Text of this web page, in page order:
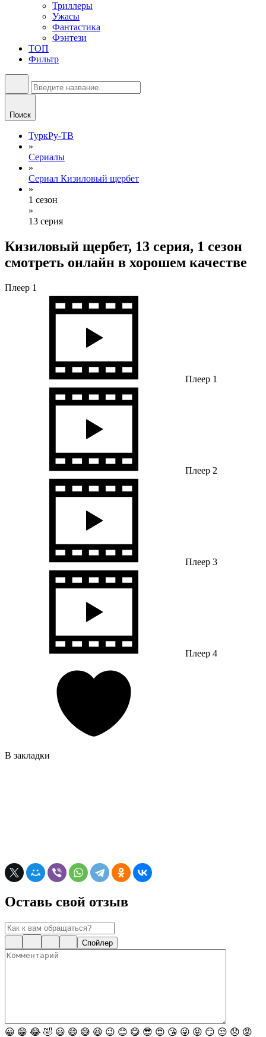
Триллеры
Ужасы
Фантастика
Фэнтези
ТОП
Фильтр
Поиск
ТуркРу-ТВ
»
Сериалы
»
Сериал Кизиловый щербет
»
1 сезон
»
13 серия
Кизиловый щербет, 13 серия, 1 сезон
смотреть онлайн в хорошем качестве
Плеер 1
Плеер 1
Плеер 2
Плеер 3
Плеер 4
В закладки
Оставь свой отзыв
Спойлер
😀 😁 😂 🤣 😃 😄 😅 😆 😉 😊 😋 😎 😍 😘 😜 😝 😏 😒 😞 😡